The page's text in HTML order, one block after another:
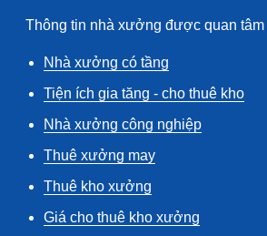
Thông tin nhà xưởng được quan tâm
Nhà xưởng có tầng
Tiện ích gia tăng - cho thuê kho
Nhà xưởng công nghiệp
Thuê xưởng may
Thuê kho xưởng
Giá cho thuê kho xưởng